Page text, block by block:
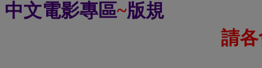
中文電影專區~版規
請